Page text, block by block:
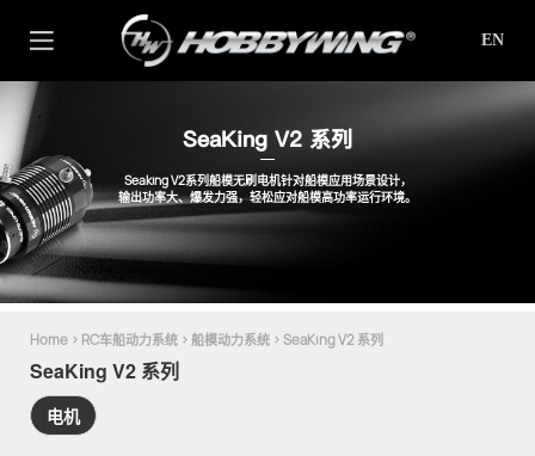
EN
SeaKing V2 系列
Seaking V2系列船模无刷电机针对船模应用场景设计，
输出功率大、爆发力强，轻松应对船模高功率运行环境。
Home > RC车船动力系统 > 船模动力系统 > SeaKing V2 系列
SeaKing V2 系列
电机